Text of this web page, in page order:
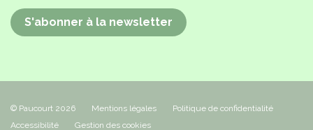
S'abonner à la newsletter
© Paucourt 2026 Mentions légales
Politique de confidentialité
Accessibilité
Gestion des cookies